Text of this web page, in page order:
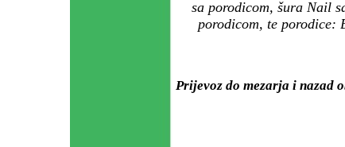
sa porodicom, šura Nail
porodicom, te porodice:
Prijevoz do mezarja i nazad